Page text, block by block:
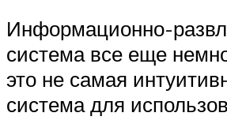
Информационно-
система все еще
это не самая
система для